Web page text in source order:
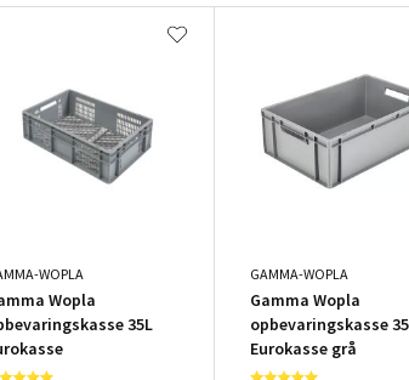
WOPLA
Wopla
35L
GAMMA-WOPLA
Gamma Wopla
opbevaringskasse
Eurokasse grå